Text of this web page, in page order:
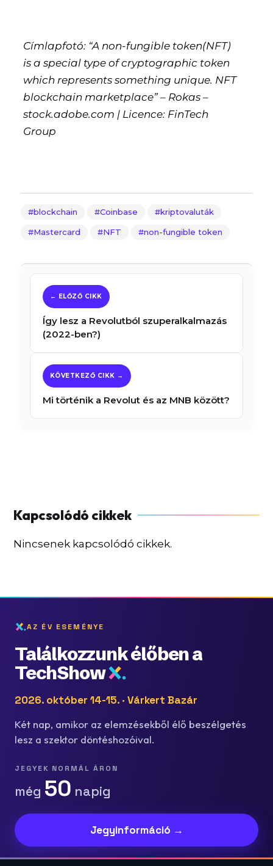
Címlapfotó: “A non-fungible token(NFT)
is a special type of cryptographic token
which represents something unique. NFT
blockchain marketplace” – Rokas –
stock.adobe.com | Licence: FinTech
Group
blockchain Coinbase kriptovaluták
Mastercard NFT non-fungible token
Így lesz a Revolutból szuperalkalmazás
(2022-ben?)
Mi történik a Revolut és az MNB között?
Nincsenek kapcsolódó cikkek.
AZ ÉV ESEMÉNYE
Találkozzunk élőben a
TechShow
2026. október 14-15. · Várkert Bazár
Két nap, amikor az elemzésekből élő beszélgetés
lesz a szektor döntéshozóival.
JEGYEK NORMÁL ÁRON
még 50 napig
Jegyinformáció →